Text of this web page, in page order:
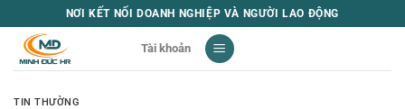
qua
NƠI KẾT NỐI DOANH NGHIỆP VÀ NGƯỜI LAO ĐỘNG
Tài khoản
TIN THƯỜNG